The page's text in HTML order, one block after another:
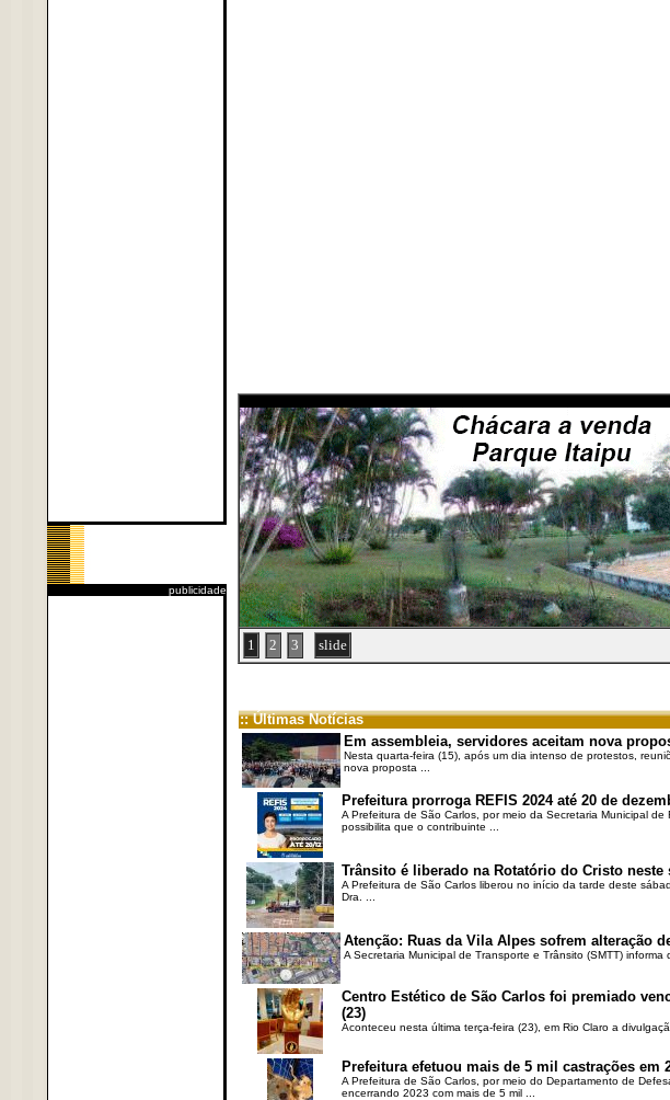
publicidade
1 2 3 slide
:: Últimas Notícias
Em assembleia, servidores aceitam nova
Nesta quarta-feira (15), após um dia intenso de protestos,
nova proposta ...
Prefeitura prorroga REFIS 2024 até 20 de
A Prefeitura de São Carlos, por meio da Secretaria Municipal
possibilita que o contribuinte ...
Trânsito é liberado na Rotatório do Cristo neste
A Prefeitura de São Carlos liberou no início da tarde deste
Dra. ...
Atenção: Ruas da Vila Alpes sofrem alteração
A Secretaria Municipal de Transporte e Trânsito (SMTT)
Centro Estético de São Carlos foi premiado
(23)
Aconteceu nesta última terça-feira (23), em Rio Claro a
Prefeitura efetuou mais de 5 mil castrações em
A Prefeitura de São Carlos, por meio do Departamento de
encerrando 2023 com mais de 5 mil ...